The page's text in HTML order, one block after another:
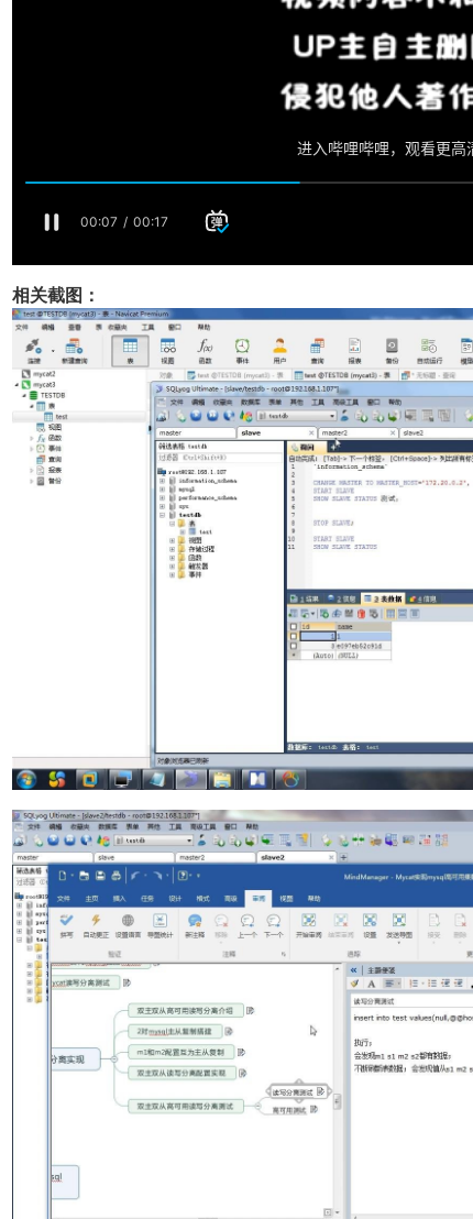
相关截图：